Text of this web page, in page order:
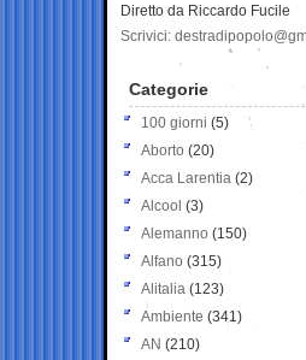
Diretto da Riccardo Fucile
Scrivici:
Categorie
100 giorni (5)
Aborto (20)
Acca Larentia (2)
Alcool (3)
Alemanno (150)
Alfano (315)
Alitalia (123)
Ambiente (341)
AN (210)